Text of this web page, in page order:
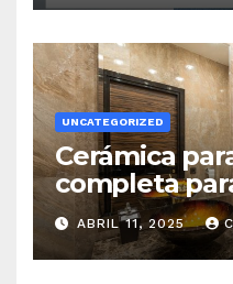
UNCATEGORIZED
Cerámica
completa
opción
ABRIL 11, 2025